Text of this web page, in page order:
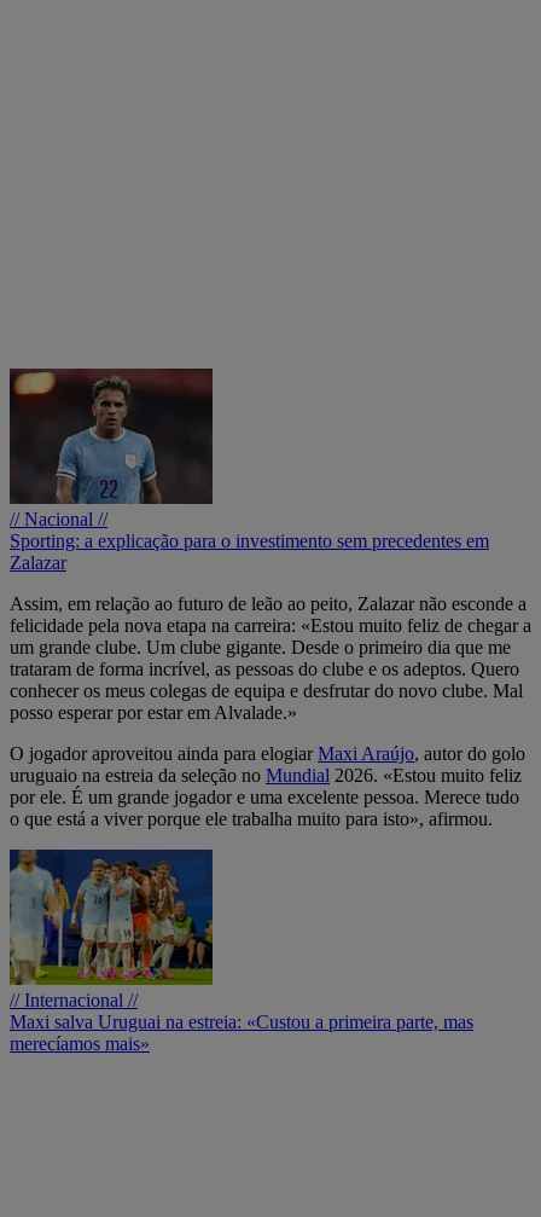
// Nacional //
Sporting: a explicação para o investimento sem precedentes em
Zalazar
Assim, em relação ao futuro de leão ao peito, Zalazar não esconde a
felicidade pela nova etapa na carreira: «Estou muito feliz de chegar a
um grande clube. Um clube gigante. Desde o primeiro dia que me
trataram de forma incrível, as pessoas do clube e os adeptos. Quero
conhecer os meus colegas de equipa e desfrutar do novo clube. Mal
posso esperar por estar em Alvalade.»
O jogador aproveitou ainda para elogiarMaxi Araújo, autor do golo
uruguaio na estreia da seleção no Mundial 2026. «Estou muito feliz
por ele. É um grande jogador e uma excelente pessoa. Merece tudo
o que está a viver porque ele trabalha muito para isto», afirmou.
// Internacional //
Maxi salva Uruguai na estreia: «Custou a primeira parte, mas
merecíamos mais»